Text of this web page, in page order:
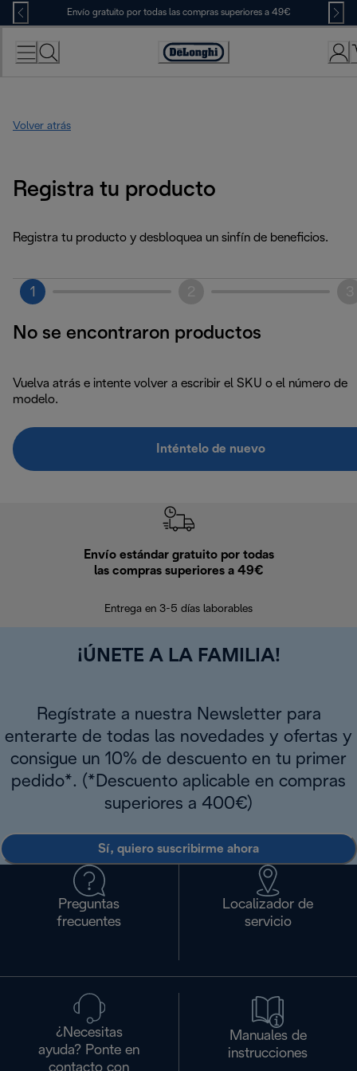
Skip
to
Content
Envío gratuito por todas las compras superiores a 49€
Accessibility
Volver atrás
Registra tu producto
Registra tu producto y desbloquea un sinfín de beneficios.
1
No se encontraron productos
Vuelva atrás e intente volver a escribir el SKU o el número de
modelo.
Inténtelo de nuevo
Envío estándar gratuito por todas
las compras superiores a 49€
Entrega en 3-5 días laborables
¡ÚNETE A LA FAMILIA!
Regístrate a nuestra Newsletter para
enterarte de todas las novedades y ofertas y
consigue un 10% de descuento en tu primer
pedido*. (*Descuento aplicable en compras
superiores a 400€)
Sí, quiero suscribirme ahora
Preguntas
frecuentes
Localizador de
servicio
¿Necesitas
ayuda? Ponte en
contacto con
Manuales de
instrucciones